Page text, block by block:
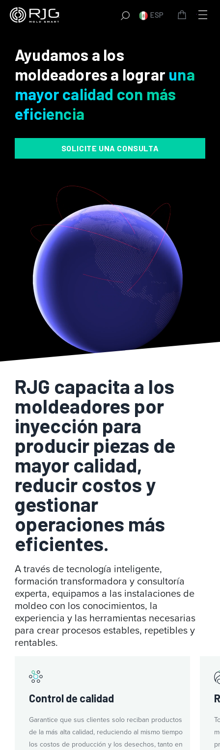
Saltar
ESP
Ayudamos a los
moldeadores a lograr una
mayor calidad con más
eficiencia
SOLICITE UNA CONSULTA
RJG capacita a los
moldeadores por
inyección para
producir piezas de
mayor calidad,
reducir costos y
gestionar
operaciones más
eficientes.
A través de tecnología inteligente,
formación transformadora y consultoría
experta, equipamos a las instalaciones de
moldeo con los conocimientos, la
experiencia y las herramientas necesarias
para crear procesos estables, repetibles y
rentables.
Control de calidad
Garantice que sus clientes solo reciban productos
de la más alta calidad, reduciendo al mismo tiempo
los costos de producción y los desechos, tanto en